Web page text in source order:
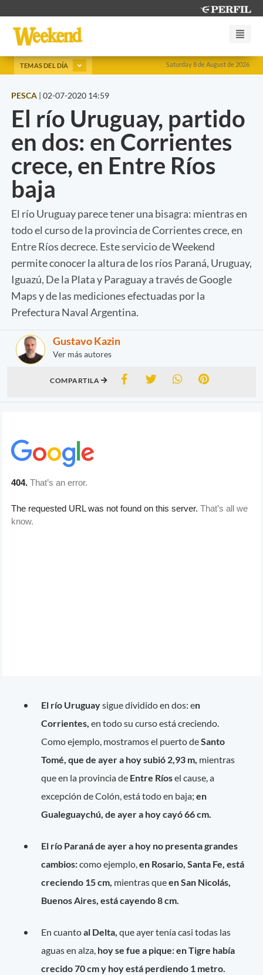
Saturday 8 de August de 2026
TEMAS DEL DÍA
PESCA | 02-07-2020 14:59
El río Uruguay, partido
en dos: en Corrientes
crece, en Entre Ríos
baja
El río Uruguay parece tener una bisagra: mientras en
todo el curso de la provincia de Corrientes crece, en
Entre Ríos decrece. Este servicio de Weekend
permite conocer la altura de los ríos Paraná, Uruguay,
Iguazú, De la Plata y Paraguay a través de Google
Maps y de las mediciones efectuadas por la
Prefectura Naval Argentina.
Gustavo Kazin
Ver más autores
COMPARTILA
El río Uruguaysigue dividido en dos: en
Corrientes, en todo su curso está creciendo.
Como ejemplo, mostramos el puerto deSanto
Tomé, que de ayer a hoy subió 2,93 m, mientras
que en la provincia de Entre Ríosel cause, a
excepción de Colón, está todo en baja;en
Gualeguaychú, de ayer a hoy cayó 66 cm.
El río Paranáde ayer a hoy no presenta grandes
cambios:como ejemplo,en Rosario, Santa Fe, está
creciendo 15 cm, mientras queen San Nicolás,
Buenos Aires, está cayendo 8 cm.
En cuantoal Delta, que ayer tenía casi todas las
aguas en alza, hoy se fue a pique:en Tigre había
crecido 70 cm y hoy está perdiendo 1 metro.